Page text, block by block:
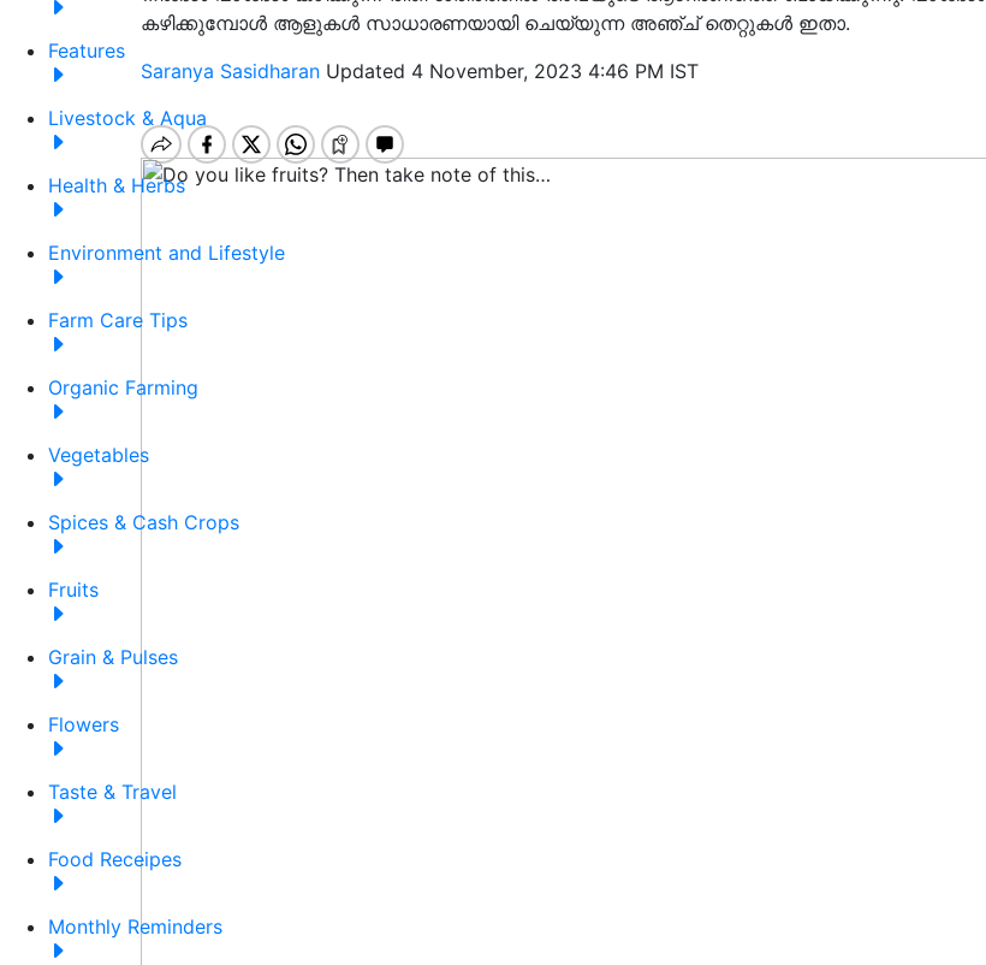
Features
Livestock & Aqua
Health & Herbs
Environment and Lifestyle
Farm Care Tips
Organic Farming
Vegetables
Spices & Cash Crops
Fruits
Grain & Pulses
Flowers
Taste & Travel
Food Receipes
Monthly Reminders
കഴിക്കുമ്പോൾ ആളുകൾ സാധാരണയായി ചെയ്യുന്ന അഞ്ച് തെറ്റുകൾ ഇതാ.
Saranya Sasidharan Updated 4 November, 2023 4:46 PM IST